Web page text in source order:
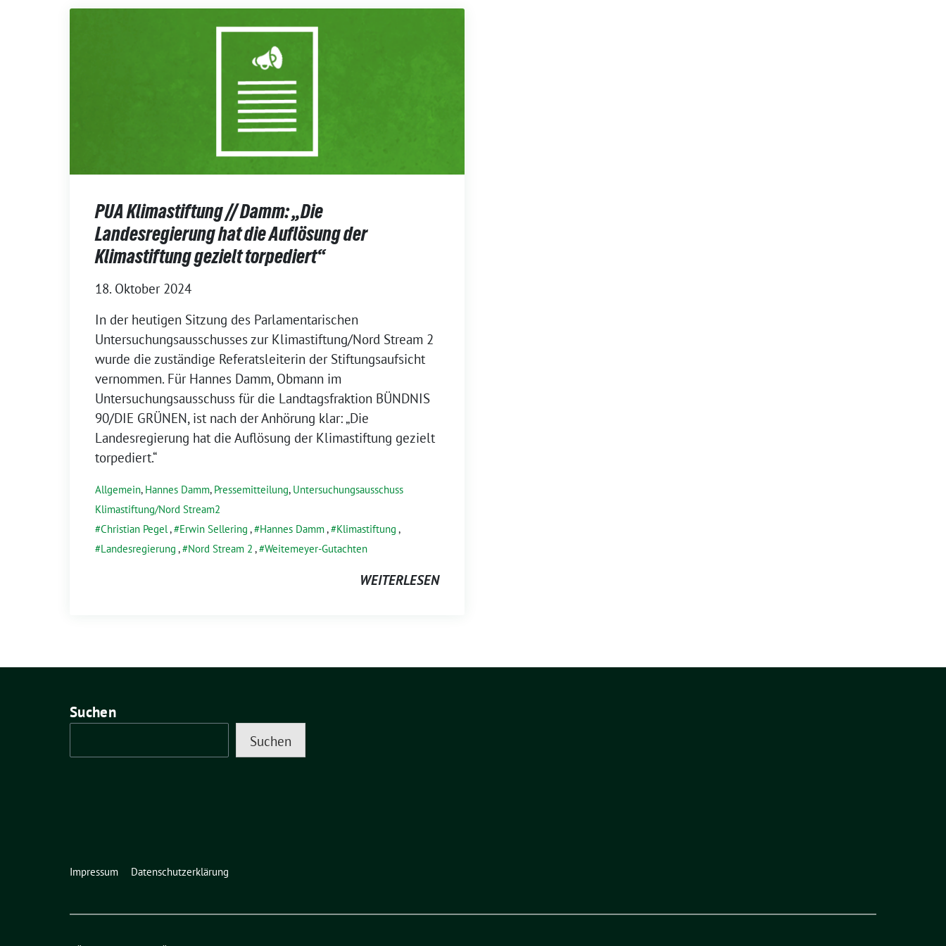
PUA Klimastiftung // Damm: „Die
Landesregierung hat die Auflösung der
Klimastiftung gezielt torpediert“
18. Oktober 2024
In der heutigen Sitzung des Parlamentarischen
Untersuchungsausschusses zur Klimastiftung/Nord Stream 2
wurde die zuständige Referatsleiterin der Stiftungsaufsicht
vernommen. Für Hannes Damm, Obmann im
Untersuchungsausschuss für die Landtagsfraktion BÜNDNIS
90/DIE GRÜNEN, ist nach der Anhörung klar: „Die
Landesregierung hat die Auflösung der Klimastiftung gezielt
torpediert.“
Allgemein, Hannes Damm, Pressemitteilung, Untersuchungsausschuss
Klimastiftung/Nord Stream2
Christian Pegel, Erwin Sellering , Hannes Damm, Klimastiftung ,
Landesregierung , Nord Stream 2 , Weitemeyer-Gutachten
WEITERLESEN
Suchen
Suchen
Impressum Datenschutzerklärung